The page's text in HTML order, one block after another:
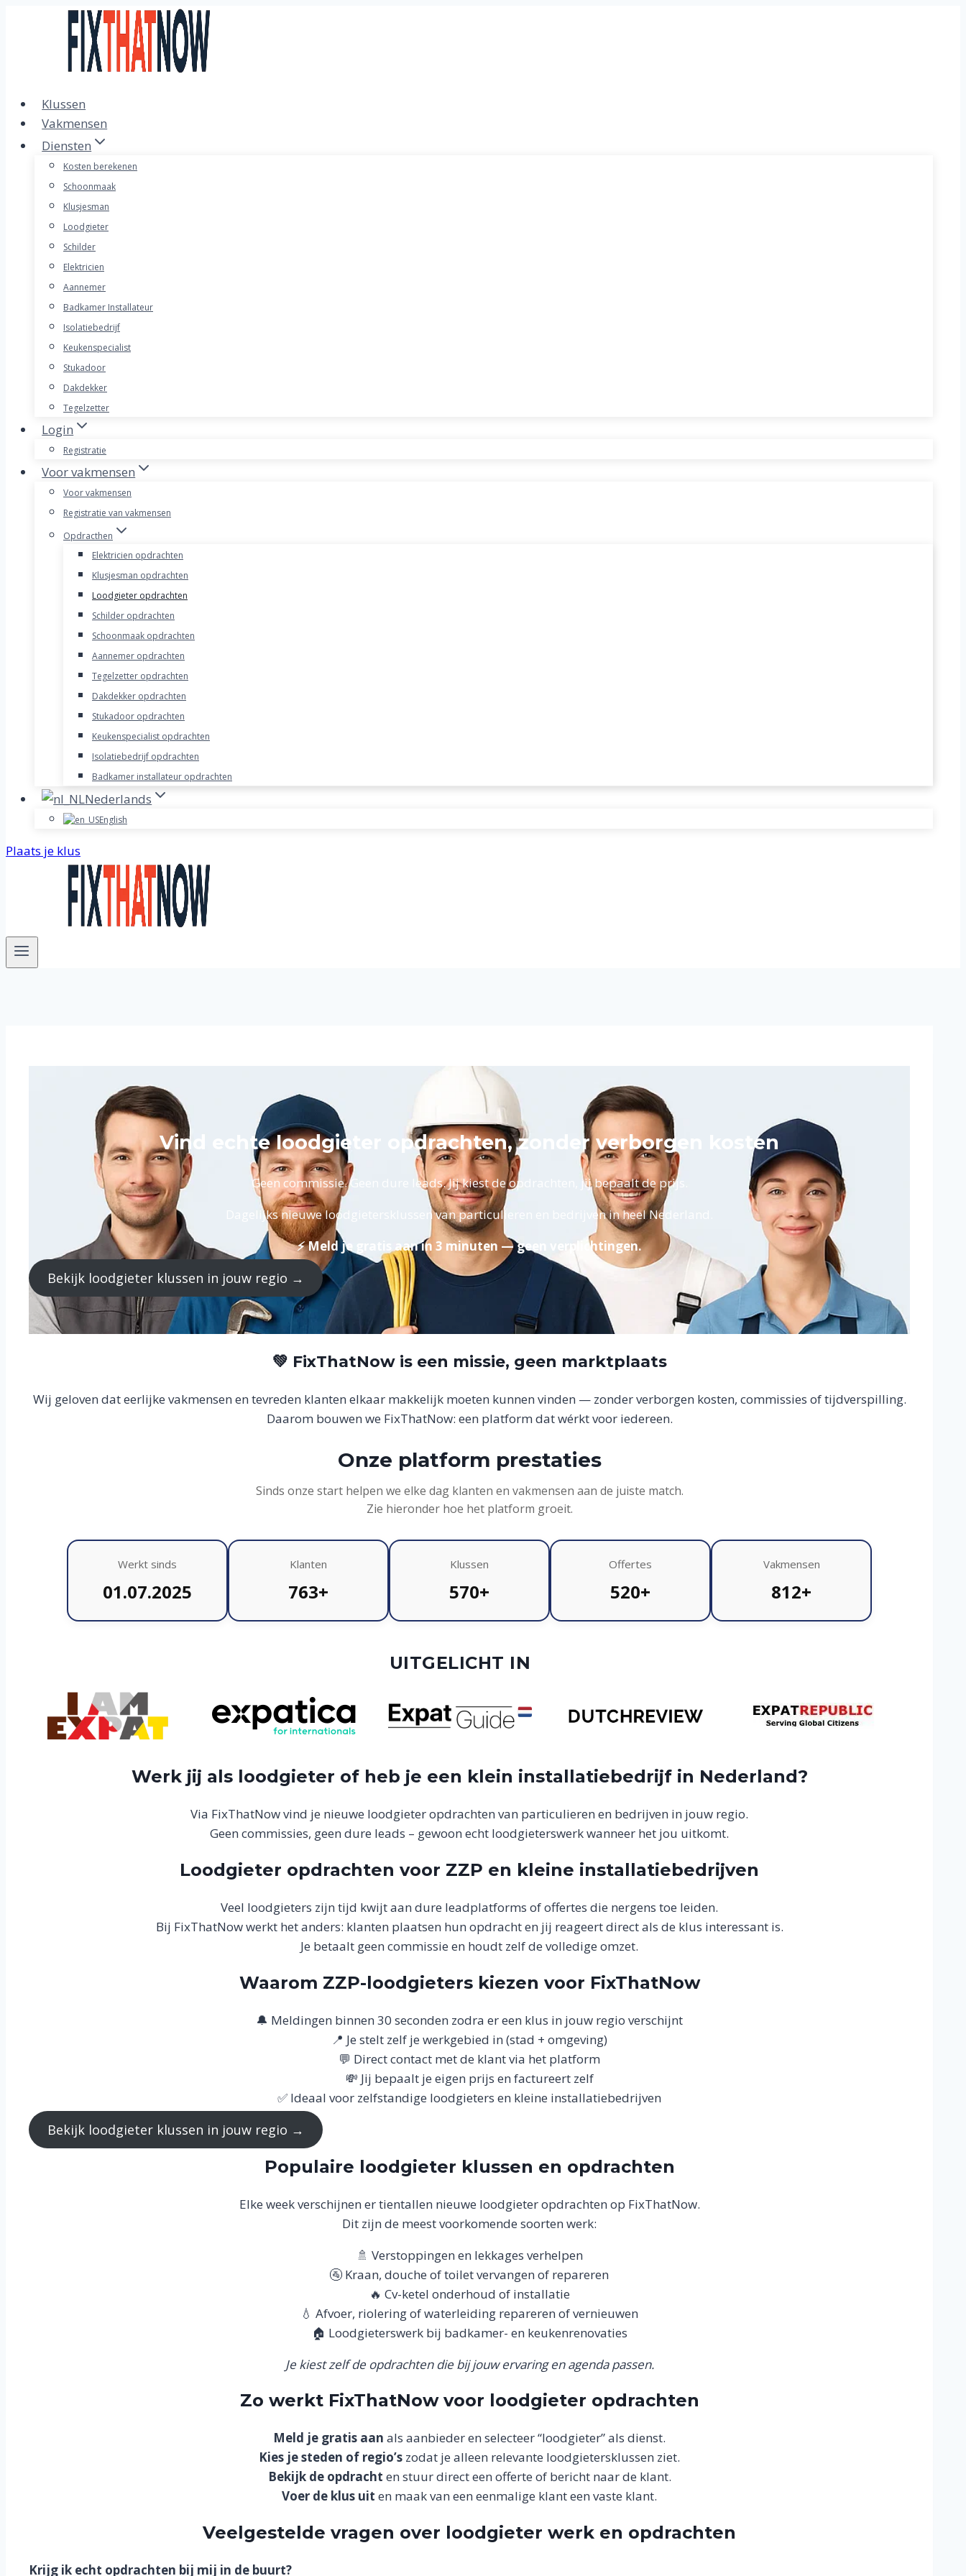
Klussen
Vakmensen
Diensten
Kosten berekenen
Schoonmaak
Klusjesman
Loodgieter
Schilder
Elektricien
Aannemer
Badkamer Installateur
Isolatiebedrijf
Keukenspecialist
Stukadoor
Dakdekker
Tegelzetter
Login
Registratie
Voor vakmensen
Voor vakmensen
Registratie van vakmensen
Opdracthen
Elektricien opdrachten
Klusjesman opdrachten
Loodgieter opdrachten
Schilder opdrachten
Schoonmaak opdrachten
Aannemer opdrachten
Tegelzetter opdrachten
Dakdekker opdrachten
Stukadoor opdrachten
Keukenspecialist opdrachten
Isolatiebedrijf opdrachten
Badkamer installateur opdrachten
Nederlands
English
Plaats je klus
Vind echte loodgieter opdrachten, zonder verborgen kosten
Geen commissie. Geen dure leads. Jij kiest de opdrachten, jij bepaalt de prijs.
Dagelijks nieuwe loodgietersklussen van particulieren en bedrijven in heel Nederland.
⚡ Meld je gratis aan in 3 minuten — geen verplichtingen.
Bekijk loodgieter klussen in jouw regio →
💚 FixThatNow is een missie, geen marktplaats
Wij geloven dat eerlijke vakmensen en tevreden klanten elkaar makkelijk moeten kunnen vinden — zonder verborgen kosten, commissies of tijdverspilling.
Daarom bouwen we FixThatNow: een platform dat wérkt voor iedereen.
Onze platform prestaties
Sinds onze start helpen we elke dag klanten en vakmensen aan de juiste match.
Zie hieronder hoe het platform groeit.
Werkt sinds
01.07.2025
Klanten
763+
Klussen
570+
Offertes
520+
Vakmensen
812+
UITGELICHT IN
Werk jij als loodgieter of heb je een klein installatiebedrijf in Nederland?
Via FixThatNow vind je nieuwe loodgieter opdrachten van particulieren en bedrijven in jouw regio.
Geen commissies, geen dure leads – gewoon echt loodgieterswerk wanneer het jou uitkomt.
Loodgieter opdrachten voor ZZP en kleine installatiebedrijven
Veel loodgieters zijn tijd kwijt aan dure leadplatforms of offertes die nergens toe leiden.
Bij FixThatNow werkt het anders: klanten plaatsen hun opdracht en jij reageert direct als de klus interessant is.
Je betaalt geen commissie en houdt zelf de volledige omzet.
Waarom ZZP-loodgieters kiezen voor FixThatNow
🔔 Meldingen binnen 30 seconden zodra er een klus in jouw regio verschijnt
📍 Je stelt zelf je werkgebied in (stad + omgeving)
💬 Direct contact met de klant via het platform
💸 Jij bepaalt je eigen prijs en factureert zelf
✅ Ideaal voor zelfstandige loodgieters en kleine installatiebedrijven
Bekijk loodgieter klussen in jouw regio →
Populaire loodgieter klussen en opdrachten
Elke week verschijnen er tientallen nieuwe loodgieter opdrachten op FixThatNow.
Dit zijn de meest voorkomende soorten werk:
🚿 Verstoppingen en lekkages verhelpen
🚰 Kraan, douche of toilet vervangen of repareren
🔥 Cv-ketel onderhoud of installatie
💧 Afvoer, riolering of waterleiding repareren of vernieuwen
🏠 Loodgieterswerk bij badkamer- en keukenrenovaties
Je kiest zelf de opdrachten die bij jouw ervaring en agenda passen.
Zo werkt FixThatNow voor loodgieter opdrachten
Meld je gratis aan als aanbieder en selecteer “loodgieter” als dienst.
Kies je steden of regio’s zodat je alleen relevante loodgietersklussen ziet.
Bekijk de opdracht en stuur direct een offerte of bericht naar de klant.
Voer de klus uit en maak van een eenmalige klant een vaste klant.
Veelgestelde vragen over loodgieter werk en opdrachten
Krijg ik echt opdrachten bij mij in de buurt?